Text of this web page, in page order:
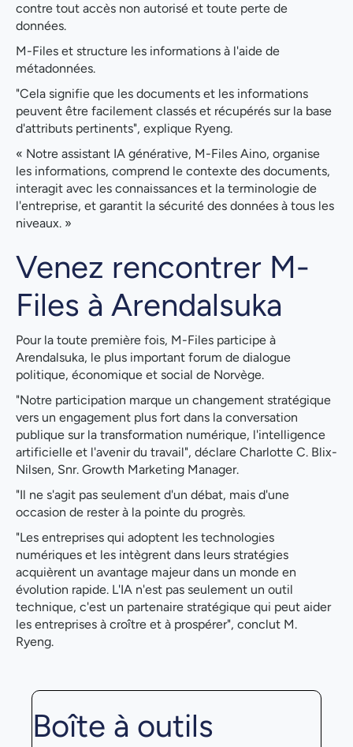
contre tout accès non autorisé et toute perte de
données.
M-Files et structure les informations à l'aide de
métadonnées.
"Cela signifie que les documents et les informations
peuvent être facilement classés et récupérés sur la base
d'attributs pertinents", explique Ryeng.
« Notre assistant IA générative, M-Files Aino, organise
les informations, comprend le contexte des documents,
interagit avec les connaissances et la terminologie de
l'entreprise, et garantit la sécurité des données à tous les
niveaux. »
Venez rencontrer M-
Files à Arendalsuka
Pour la toute première fois, M-Files participe à
Arendalsuka, le plus important forum de dialogue
politique, économique et social de Norvège.
"Notre participation marque un changement stratégique
vers un engagement plus fort dans la conversation
publique sur la transformation numérique, l'intelligence
artificielle et l'avenir du travail", déclare Charlotte C. Blix-
Nilsen, Snr. Growth Marketing Manager.
"Il ne s'agit pas seulement d'un débat, mais d'une
occasion de rester à la pointe du progrès.
"Les entreprises qui adoptent les technologies
numériques et les intègrent dans leurs stratégies
acquièrent un avantage majeur dans un monde en
évolution rapide. L'IA n'est pas seulement un outil
technique, c'est un partenaire stratégique qui peut aider
les entreprises à croître et à prospérer", conclut M.
Ryeng.
Boîte à outils